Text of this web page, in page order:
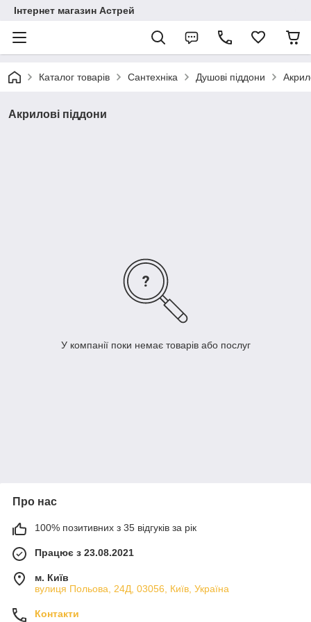
Інтернет магазин Астрей
Каталог товарів Сантехніка Душові піддони
Акрилові піддони
У компанії поки немає товарів або послуг
Про нас
100% позитивних з 35 відгуків за рік
Працює з 23.08.2021
м. Київ
вулиця Польова, 24Д, 03056, Київ, Україна
Контакти